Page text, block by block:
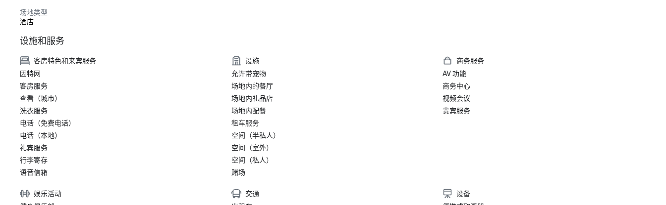
场地类型
酒店
设施和服务
客房特色和来宾服务
因特网
客房服务
查看（城市）
洗衣服务
电话（免费电话）
电话（本地）
礼宾服务
行李寄存
语音信箱
设施
允许带宠物
场地内的餐厅
场地内礼品店
场地内配餐
租车服务
空间（半私人）
空间（室外）
空间（私人）
赌场
商务服务
AV 功能
商务中心
视频会议
贵宾服务
娱乐活动
交通
设备